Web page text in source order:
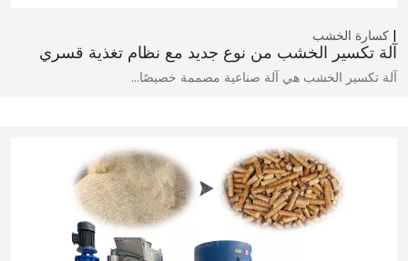
كسارة الخشب
آلة تكسير الخشب من نوع جديد مع نظام تغذية قسري
آلة تكسير الخشب هي آلة صناعية مصممة خصيصًا…